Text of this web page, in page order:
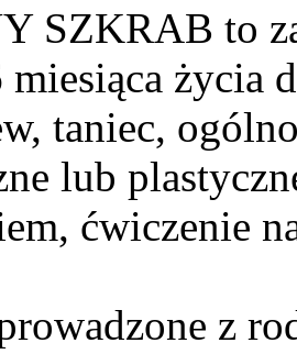
SZKRAB to
życia
taniec,
lub
ćwiczenie
z